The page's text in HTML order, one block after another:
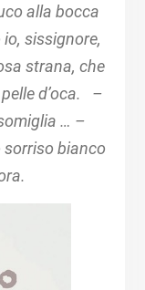
alla bocca
sissignore,
strana, che
d’oca.
–
… –
bianco